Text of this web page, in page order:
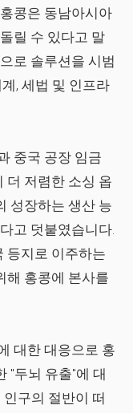
콩은 동남아시아
릴 수 있다고 말
로 솔루션을 시범
, 세법 및 인프라
중국 공장 임금
더 저렴한 소싱 옵
성장하는 생산 능
고 덧붙였습니다.
등지로 이주하는
해 홍콩에 본사를
대한 대응으로 홍
"두뇌 유출"에 대
구의 절반이 떠